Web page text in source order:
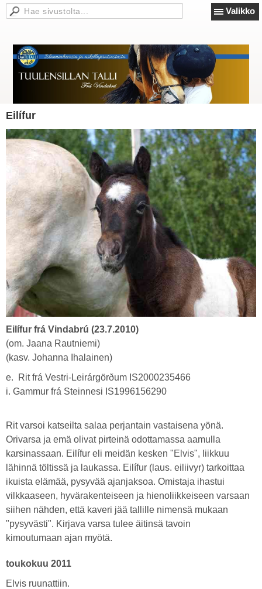
Valikko
Eilífur
Eilífur frá Vindabrú (23.7.2010)
(om. Jaana Rautniemi)
(kasv. Johanna Ihalainen)
e. Rit frá Vestri-Leirárgörðum IS2000235466
i. Gammur frá Steinnesi IS1996156290
Rit varsoi katseilta salaa perjantain vastaisena yönä.
Orivarsa ja emä olivat pirteinä odottamassa aamulla
karsinassaan. Eilífur eli meidän kesken "Elvis", liikkuu
lähinnä töltissä ja laukassa. Eilífur (laus. eiliivyr) tarkoittaa
ikuista elämää, pysyvää ajanjaksoa. Omistaja ihastui
vilkkaaseen, hyvärakenteiseen ja hienoliikkeiseen varsaan
siihen nähden, että kaveri jää tallille nimensä mukaan
"pysyvästi". Kirjava varsa tulee äitinsä tavoin
kimoutumaan ajan myötä.
toukokuu 2011
Elvis ruunattiin.